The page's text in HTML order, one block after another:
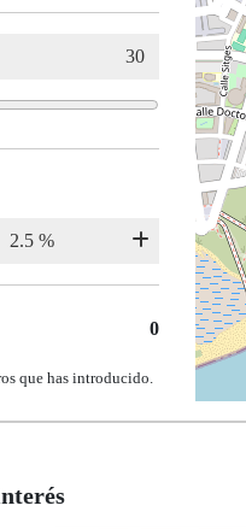
0
que has introducido.